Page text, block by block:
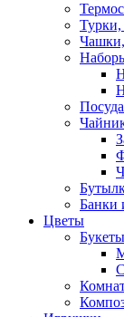
Банки
Цветы
Букеты